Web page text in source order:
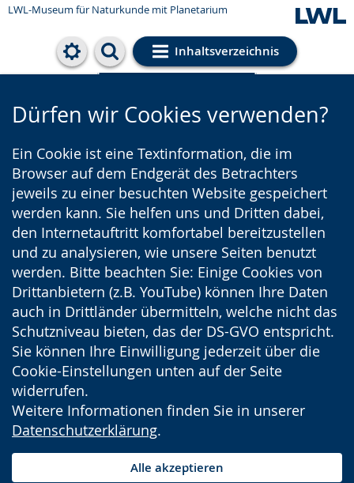
LWL-Museum für Naturkunde mit Planetarium
Inhaltsverzeichnis
Cookie-Einstellungen
Dürfen wir Cookies verwenden?
Ein Cookie ist eine Textinformation, die im
Browser auf dem Endgerät des Betrachters
jeweils zu einer besuchten Website gespeichert
werden kann. Sie helfen uns und Dritten dabei,
den Internetauftritt komfortabel bereitzustellen
und zu analysieren, wie unsere Seiten benutzt
werden. Bitte beachten Sie: Einige Cookies von
Drittanbietern (z.B. YouTube) können Ihre Daten
auch in Drittländer übermitteln, welche nicht das
Schutzniveau bieten, das der DS-GVO entspricht.
Sie können Ihre Einwilligung jederzeit über die
Cookie-Einstellungen unten auf der Seite
widerrufen.
Weitere Informationen finden Sie in unserer
Datenschutzerklärung.
Alle akzeptieren